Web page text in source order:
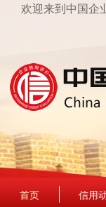
欢迎来到中国企
首页 信用